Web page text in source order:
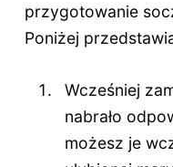
przygotowanie
Poniżej
Wcześniej
nabrało
możesz je